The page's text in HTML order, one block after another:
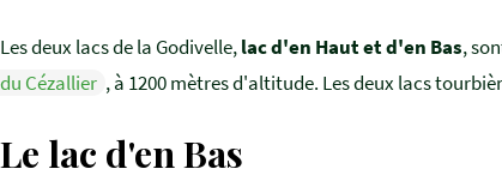
Les deux lacs de la Godivelle,lac d'en Haut et d'en Bas,
du Cézallier , à 1200 mètres d'altitude. Les deux lacs
Le lac d'en Bas